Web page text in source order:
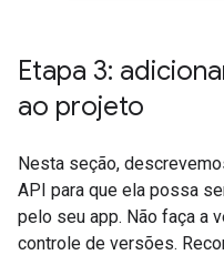
Etapa 3:
ao projeto
Nesta seção,
API para que ela possa
pelo seu app. Não faça a
controle de versões.